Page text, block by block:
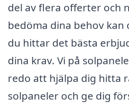
del av flera offerter och
bedöma dina behov kan
du hittar det bästa
dina krav. Vi på
redo att hjälpa dig hitta
solpaneler och ge dig